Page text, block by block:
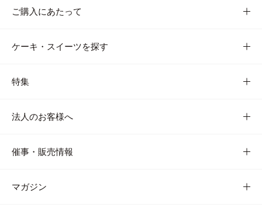
ご購入にあたって
ケーキ・スイーツを探す
特集
法人のお客様へ
催事・販売情報
マガジン